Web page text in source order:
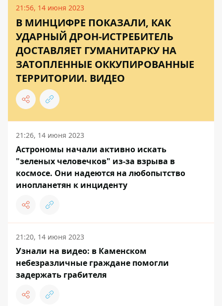
21:56, 14 июня 2023
В МИНЦИФРЕ ПОКАЗАЛИ, КАК
УДАРНЫЙ ДРОН-ИСТРЕБИТЕЛЬ
ДОСТАВЛЯЕТ ГУМАНИТАРКУ НА
ЗАТОПЛЕННЫЕ ОККУПИРОВАННЫЕ
ТЕРРИТОРИИ. ВИДЕО
21:26, 14 июня 2023
Астрономы начали активно искать
"зеленых человечков" из-за взрыва в
космосе. Они надеются на любопытство
инопланетян к инциденту
21:20, 14 июня 2023
Узнали на видео: в Каменском
небезразличные граждане помогли
задержать грабителя